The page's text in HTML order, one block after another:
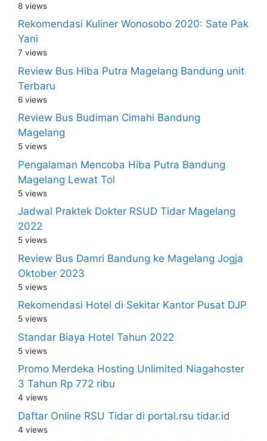
8 views
Rekomendasi Kuliner Wonosobo 2020: Sate Pak
Yani
7 views
Review Bus Hiba Putra Magelang Bandung unit
Terbaru
6 views
Review Bus Budiman Cimahi Bandung
Magelang
5 views
Pengalaman Mencoba Hiba Putra Bandung
Magelang Lewat Tol
5 views
Jadwal Praktek Dokter RSUD Tidar Magelang
2022
5 views
Review Bus Damri Bandung ke Magelang Jogja
Oktober 2023
5 views
Rekomendasi Hotel di Sekitar Kantor Pusat DJP
5 views
Standar Biaya Hotel Tahun 2022
5 views
Promo Merdeka Hosting Unlimited Niagahoster
3 Tahun Rp 772 ribu
4 views
Daftar Online RSU Tidar di portal.rsu tidar.id
4 views